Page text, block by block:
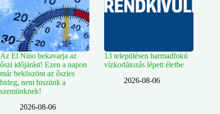
Az El Nino bekavarja az
őszi időjárást! Ezen a napon
már beköszönt az őszies
hideg, nem hiszünk a
szemünknek!
2026-08-06
13 településen harmadfokú
vízkorlátozás lépett életbe
2026-08-06